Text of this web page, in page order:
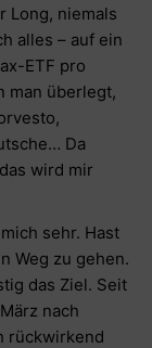
Long, niemals
alles – auf ein
ETF pro
man überlegt,
Da
wird mir
sehr. Hast
Weg zu gehen.
das Ziel. Seit
nach
rückwirkend